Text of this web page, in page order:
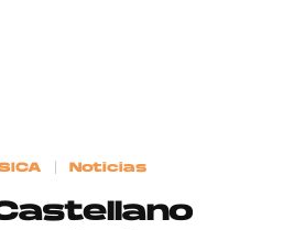
Noticias